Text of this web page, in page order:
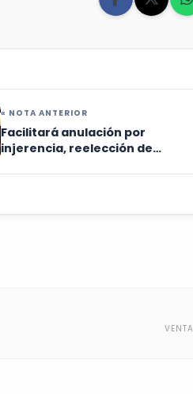
« NOTA ANTERIOR
Facilitará anulación por
injerencia, reelección de